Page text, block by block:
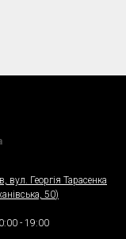
вул. Георгія Тарасенка
50)
- 19:00